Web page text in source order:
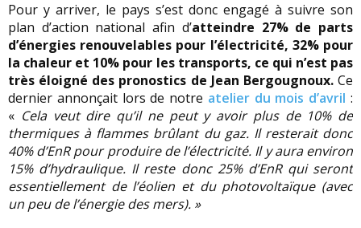
Pour y arriver, le pays s’est donc engagé à suivre son
plan d’action national afin d’atteindre 27% de parts
d’énergies renouvelables pour l’électricité, 32% pour
la chaleur et 10% pour les transports, ce qui n’est pas
très éloigné des pronostics de Jean Bergougnoux. Ce
dernier annonçait lors de notre atelier du mois d’avril :
« Cela veut dire qu’il ne peut y avoir plus de 10% de
thermiques à flammes brûlant du gaz. Il resterait donc
40% d’EnR pour produire de l’électricité. Il y aura environ
15% d’hydraulique. Il reste donc 25% d’EnR qui seront
essentiellement de l’éolien et du photovoltaïque (avec
un peu de l’énergie des mers). »